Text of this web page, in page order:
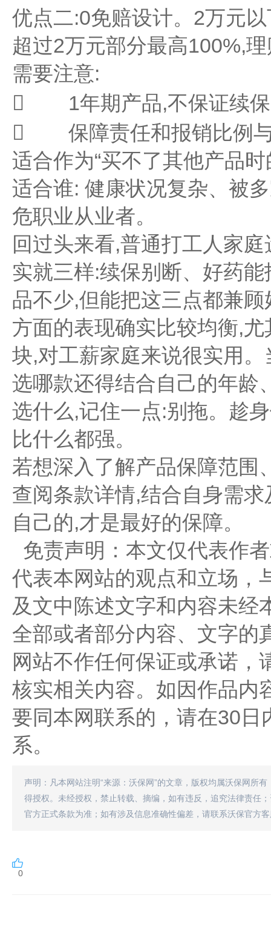
优点二:0免赔设计。2万元
超过2万元部分最高100%,
需要注意:
 1年期产品,不保证续保
 保障责任和报销比例与
适合作为“买不了其他产品时
适合谁: 健康状况复杂、被
危职业从业者。
回过头来看,普通打工人家
实就三样:续保别断、好药
品不少,但能把这三点都兼
方面的表现确实比较均衡,
块,对工薪家庭来说很实用
选哪款还得结合自己的年龄
选什么,记住一点:别拖。趁
比什么都强。
若想深入了解产品保障范围
查阅条款详情,结合自身需
自己的,才是最好的保障。
免责声明：本文仅代表作
代表本网站的观点和立场，
及文中陈述文字和内容未经
全部或者部分内容、文字的
网站不作任何保证或承诺，
核实相关内容。如因作品内
要同本网联系的，请在30
系。
声明：凡本网站注明“来源：沃保网”的文章，版权均属沃保网所
得授权。未经授权，禁止转载、摘编，如有违反，追究法律责任
官方正式条款为准；如有涉及信息准确性偏差，请联系沃保官方
0